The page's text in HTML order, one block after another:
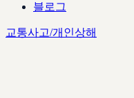
블로그
교통사고/개인상해